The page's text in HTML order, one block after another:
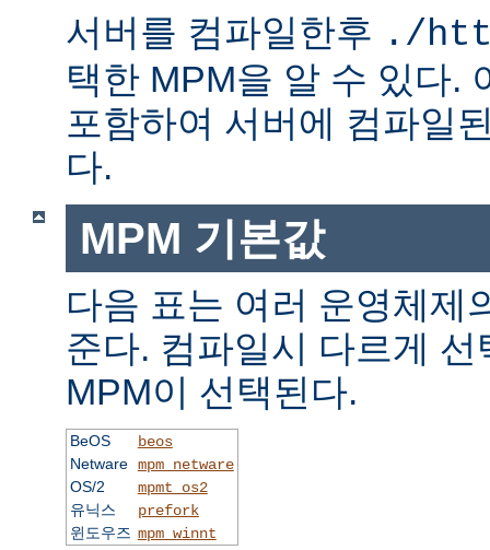
서버를 컴파일한후 ./
택한 MPM을 알 수 있다.
포함하여 서버에 컴파일
다.
MPM 기본값
다음 표는 여러 운영체제
준다. 컴파일시 다르게
MPM이 선택된다.
BeOS
beos
Netware mpm_netware
OS/2
mpmt_os2
유닉스
prefork
윈도우즈 mpm_winnt